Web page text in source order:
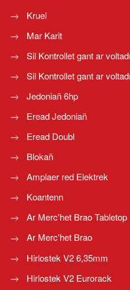
Kruel
Mar Karit
Sil Kontrollet gant ar
Sil Kontrollet gant ar
Jedoniañ 6hp
Eread Jedoniañ
Eread Doubl
Blokañ
Amplaer red Elektrek
Koantenn
Ar Merc'het Brao Tabletop
Ar Merc'het Brao
Hirlostek V2 6,35mm
Hirlostek V2 Eurorack